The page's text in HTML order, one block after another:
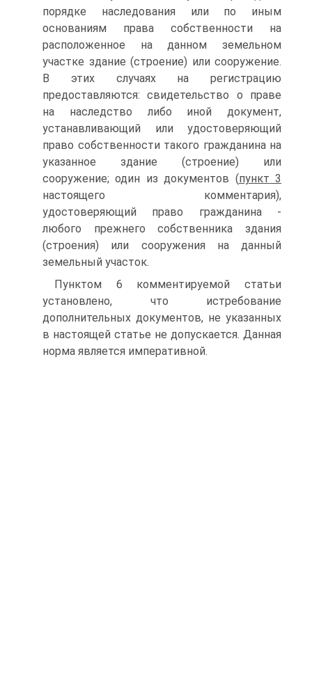
порядке наследования или по иным
основаниям права собственности на
расположенное на данном земельном
участке здание (строение) или сооружение.
В этих случаях на регистрацию
предоставляются: свидетельство о праве
на наследство либо иной документ,
устанавливающий или удостоверяющий
право собственности такого гражданина на
указанное здание (строение) или
сооружение; один из документов (пункт 3
настоящего комментария),
удостоверяющий право гражданина -
любого прежнего собственника здания
(строения) или сооружения на данный
земельный участок.
Пунктом 6 комментируемой статьи
установлено, что истребование
дополнительных документов, не указанных
в настоящей статье не допускается. Данная
норма является императивной.